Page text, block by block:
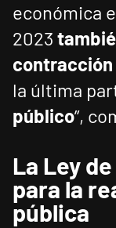
económica
2023
contracción
la última
público”,
La Ley
para la
pública